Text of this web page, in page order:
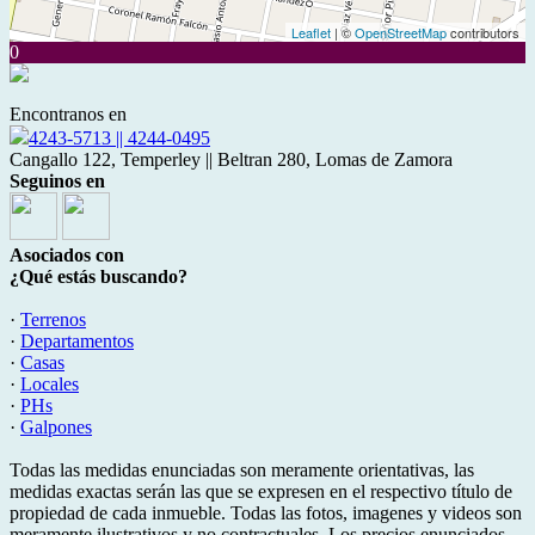
Leaflet | ©OpenStreetMapcontributors
0
Encontranos en
4243-5713 || 4244-0495
Cangallo 122, Temperley || Beltran 280, Lomas de Zamora
Seguinos en
Asociados con
¿Qué estás buscando?
· Terrenos
· Departamentos
· Casas
· Locales
· PHs
· Galpones
Todas las medidas enunciadas son meramente orientativas, las
medidas exactas serán las que se expresen en el respectivo título de
propiedad de cada inmueble. Todas las fotos, imagenes y videos son